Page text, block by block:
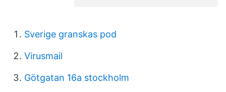
Sverige granskas pod
Virusmail
Götgatan 16a stockholm